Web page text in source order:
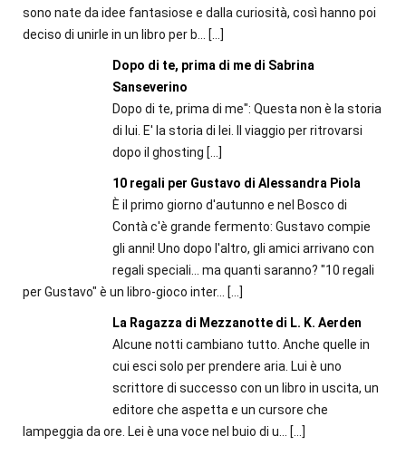
sono nate da idee fantasiose e dalla curiosità, così hanno poi
deciso di unirle in un libro per b...
[…]
Dopo di te, prima di me di Sabrina
Sanseverino
Dopo di te, prima di me": Questa non è la storia
di lui. E' la storia di lei. Il viaggio per ritrovarsi
dopo il ghosting […]
10 regali per Gustavo di Alessandra Piola
È il primo giorno d'autunno e nel Bosco di
Contà c'è grande fermento: Gustavo compie
gli anni! Uno dopo l'altro, gli amici arrivano con
regali speciali... ma quanti saranno? "10 regali
per Gustavo" è un libro-gioco inter...
[…]
La Ragazza di Mezzanotte di L. K. Aerden
Alcune notti cambiano tutto. Anche quelle in
cui esci solo per prendere aria. Lui è uno
scrittore di successo con un libro in uscita, un
editore che aspetta e un cursore che
lampeggia da ore. Lei è una voce nel buio di u...
[…]